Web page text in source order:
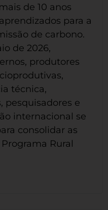
de 10 anos
para a
de carbono.
de 2026,
produtores
técnica,
pesquisadores e
internacional se
consolidar as
Rural